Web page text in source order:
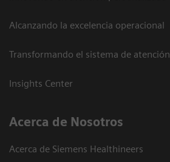
Alcanzando la excelencia operacional
Transformando el sistema de atención
Insights Center
Acerca de Nosotros
Acerca de Siemens Healthineers